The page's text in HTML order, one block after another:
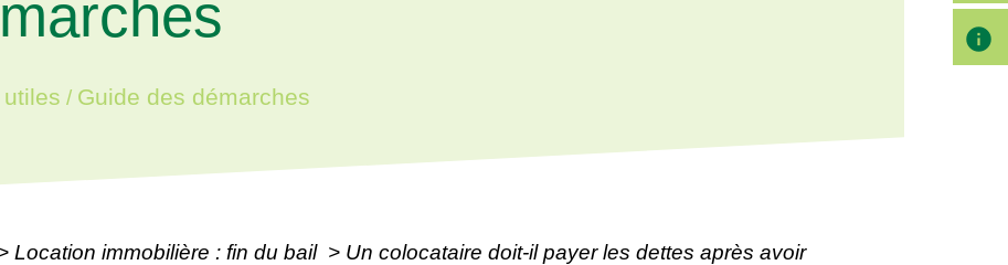
/ Guide des démarches
Location immobilière : fin du bail > Un colocataire doit-il payer les dettes après avoir
info